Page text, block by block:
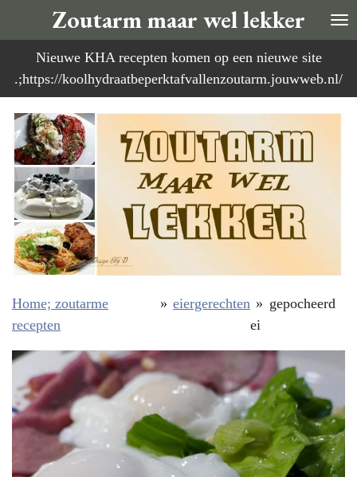
direct
naar
de
Zoutarm maar wel lekker
Nieuwe KHA recepten komen op een nieuwe site
.;https://koolhydraatbeperktafvallenzoutarm.jouwweb.nl/
Home; zoutarme
recepten
» eiergerechten » gepocheerd
ei